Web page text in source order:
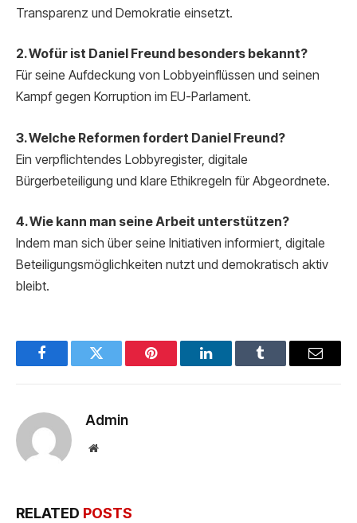
Transparenz und Demokratie einsetzt.
2. Wofür ist Daniel Freund besonders bekannt?
Für seine Aufdeckung von Lobbyeinflüssen und seinen
Kampf gegen Korruption im EU-Parlament.
3. Welche Reformen fordert Daniel Freund?
Ein verpflichtendes Lobbyregister, digitale
Bürgerbeteiligung und klare Ethikregeln für Abgeordnete.
4. Wie kann man seine Arbeit unterstützen?
Indem man sich über seine Initiativen informiert, digitale
Beteiligungsmöglichkeiten nutzt und demokratisch aktiv
bleibt.
FacebookTwitter Pinterest LinkedInTumblr Email
Admin
Website
RELATED POSTS